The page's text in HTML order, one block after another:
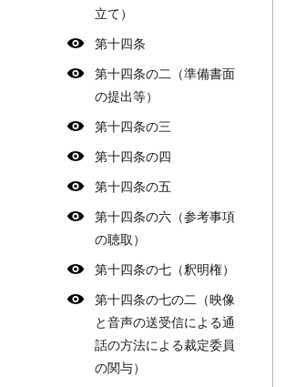
立て）
第十四条
第十四条の二（準備書面
の提出等）
第十四条の三
第十四条の四
第十四条の五
第十四条の六（参考事項
の聴取）
第十四条の七（釈明権）
第十四条の七の二（映像
と音声の送受信による通
話の方法による裁定委員
の関与）